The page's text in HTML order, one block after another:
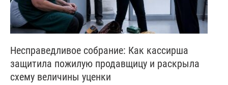
Несправедливое собрание: Как кассирша
защитила пожилую продавщицу и раскрыла
схему величины уценки